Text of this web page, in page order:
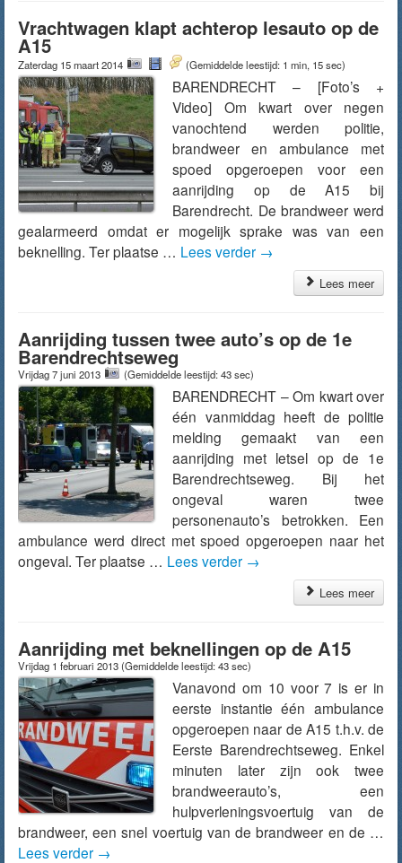
Vrachtwagen klapt achterop lesauto op de
A15
Zaterdag 15 maart 2014 (Gemiddelde leestijd: 1 min, 15 sec)
BARENDRECHT – [Foto’s +
Video] Om kwart over negen
vanochtend werden politie,
brandweer en ambulance met
spoed opgeroepen voor een
aanrijding op de A15 bij
Barendrecht. De brandweer werd
gealarmeerd omdat er mogelijk sprake was van een
beknelling. Ter plaatse … Lees verder →
Lees meer
Aanrijding tussen twee auto’s op de 1e
Barendrechtseweg
Vrijdag 7 juni 2013 (Gemiddelde leestijd: 43 sec)
BARENDRECHT – Om kwart over
één vanmiddag heeft de politie
melding gemaakt van een
aanrijding met letsel op de 1e
Barendrechtseweg. Bij het
ongeval waren twee
personenauto’s betrokken. Een
ambulance werd direct met spoed opgeroepen naar het
ongeval. Ter plaatse … Lees verder →
Lees meer
Aanrijding met beknellingen op de A15
Vrijdag 1 februari 2013(Gemiddelde leestijd: 43 sec)
Vanavond om 10 voor 7 is er in
eerste instantie één ambulance
opgeroepen naar de A15 t.h.v. de
Eerste Barendrechtseweg. Enkel
minuten later zijn ook twee
brandweerauto’s, een
hulpverleningsvoertuig van de
brandweer, een snel voertuig van de brandweer en de …
Lees verder →